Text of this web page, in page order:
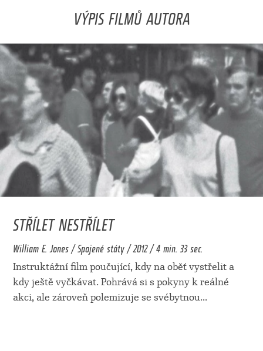
VÝPIS FILMŮ AUTORA
STŘÍLET NESTŘÍLET
William E. Jones / Spojené státy / 2012 / 4 min. 33 sec.
Instruktážní film poučující, kdy na oběť vystřelit a
kdy ještě vyčkávat. Pohrává si s pokyny k reálné
akci, ale zároveň polemizuje se svébytnou...